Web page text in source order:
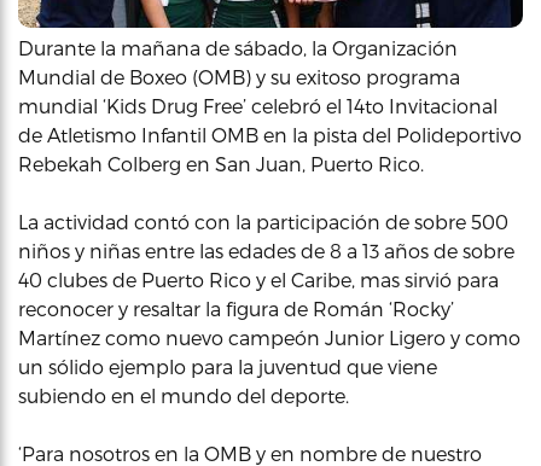
Durante la mañana de sábado, la Organización
Mundial de Boxeo (OMB) y su exitoso programa
mundial ‘Kids Drug Free’ celebró el 14to Invitacional
de Atletismo Infantil OMB en la pista del Polideportivo
Rebekah Colberg en San Juan, Puerto Rico.
La actividad contó con la participación de sobre 500
niños y niñas entre las edades de 8 a 13 años de sobre
40 clubes de Puerto Rico y el Caribe, mas sirvió para
reconocer y resaltar la figura de Román ‘Rocky’
Martínez como nuevo campeón Junior Ligero y como
un sólido ejemplo para la juventud que viene
subiendo en el mundo del deporte.
‘Para nosotros en la OMB y en nombre de nuestro